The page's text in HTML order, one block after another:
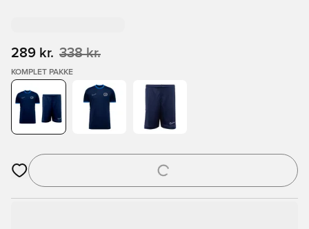
289 kr. 338 kr.
KOMPLET PAKKE
Åbner en Modal til at logge ind eller tilmelde dig som medlem